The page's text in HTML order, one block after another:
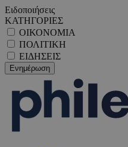
Ειδοποιήσεις
ΚΑΤΗΓΟΡΙΕΣ
ΟΙΚΟΝΟΜΙΑ
ΠΟΛΙΤΙΚΗ
ΕΙΔΗΣΕΙΣ